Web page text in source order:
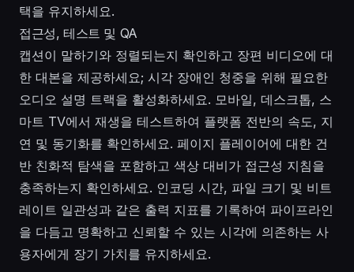
택을 유지하세요.
접근성, 테스트 및 QA
캡션이 말하기와 정렬되는지 확인하고 장편 비디오에 대
한 대본을 제공하세요; 시각 장애인 청중을 위해 필요한
오디오 설명 트랙을 활성화하세요. 모바일, 데스크톱, 스
마트 TV에서 재생을 테스트하여 플랫폼 전반의 속도, 지
연 및 동기화를 확인하세요. 페이지 플레이어에 대한 건
반 친화적 탐색을 포함하고 색상 대비가 접근성 지침을
충족하는지 확인하세요. 인코딩 시간, 파일 크기 및 비트
레이트 일관성과 같은 출력 지표를 기록하여 파이프라인
을 다듬고 명확하고 신뢰할 수 있는 시각에 의존하는 사
용자에게 장기 가치를 유지하세요.